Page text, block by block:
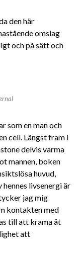
den här
omslag
och på sätt och
som en man och
cell. Längst fram i
delvis varma
mannen, boken
huvud,
livsenergi är
jag mig
kontakten med
till att krama åt
att